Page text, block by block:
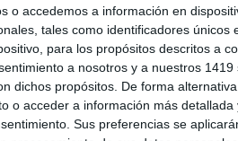
o accedemos a información en
tales como identificadores únicos
para los propósitos descritos a
a nosotros y a nuestros 1419
dichos propósitos. De forma
o acceder a información más detallada
Sus preferencias se
Olmedo, quien ha